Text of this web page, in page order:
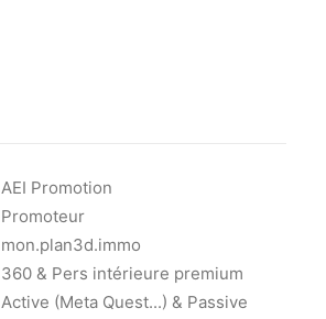
AEI Promotion
Promoteur
mon.plan3d.immo
360 & Pers intérieure premium
Active (Meta Quest...) & Passive